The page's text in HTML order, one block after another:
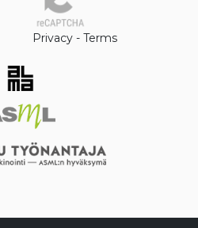
Privacy - Terms